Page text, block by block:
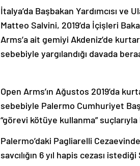
İtalya’da Başbakan Yardımcısı ve
Matteo Salvini, 2019’da İçişleri
Arms’a ait gemiyi Akdeniz’de
sebebiyle yargılandığı davada
Open Arms’ın Ağustos 2019’da
sebebiyle Palermo Cumhuriyet
“görevi kötüye kullanma”
Palermo’daki Pagliarelli
savcılığın 6 yıl hapis cezası